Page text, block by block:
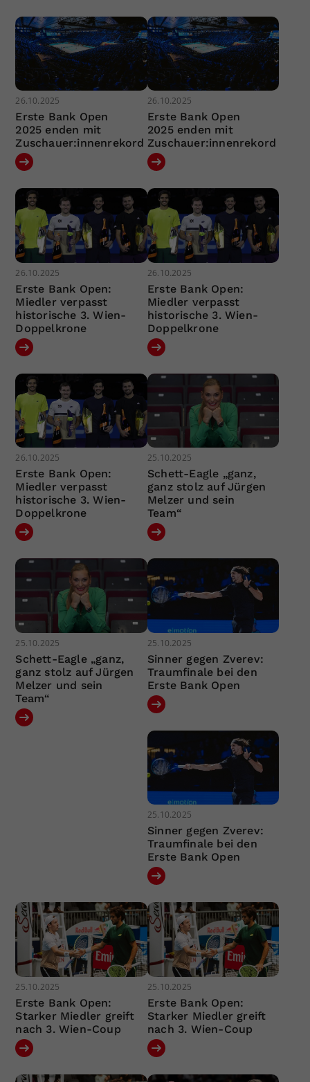
26.10.2025
Erste Bank Open
2025 enden mit
Zuschauer:innenrekord
26.10.2025
Erste Bank Open
2025 enden mit
Zuschauer:innenrekord
26.10.2025
Erste Bank Open:
Miedler verpasst
historische 3. Wien-
Doppelkrone
26.10.2025
Erste Bank Open:
Miedler verpasst
historische 3. Wien-
Doppelkrone
26.10.2025
Erste Bank Open:
Miedler verpasst
historische 3. Wien-
Doppelkrone
25.10.2025
Schett-Eagle „ganz,
ganz stolz auf Jürgen
Melzer und sein
Team“
25.10.2025
Schett-Eagle „ganz,
ganz stolz auf Jürgen
Melzer und sein
Team“
25.10.2025
Sinner gegen Zverev:
Traumfinale bei den
Erste Bank Open
25.10.2025
Sinner gegen Zverev:
Traumfinale bei den
Erste Bank Open
25.10.2025
Erste Bank Open:
Starker Miedler greift
nach 3. Wien-Coup
25.10.2025
Erste Bank Open:
Starker Miedler greift
nach 3. Wien-Coup